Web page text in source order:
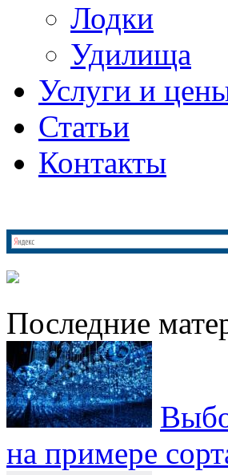
Лодки
Удилища
Услуги и
Статьи
Контакты
Последние
на примере